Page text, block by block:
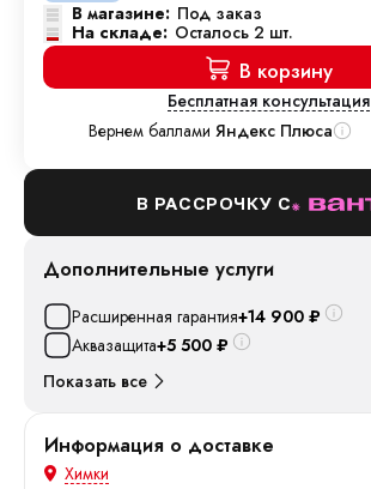
В магазине: Под заказ
На складе: Осталось 2 шт.
В корзину
Бесплатная консультация
Вернем баллами Яндекс Плюса
В РАССРОЧКУ С
Дополнительные услуги
Расширенная гарантия+14 900 ₽
Аквазащита+5 500 ₽
Показать все
Информация о доставке
Химки